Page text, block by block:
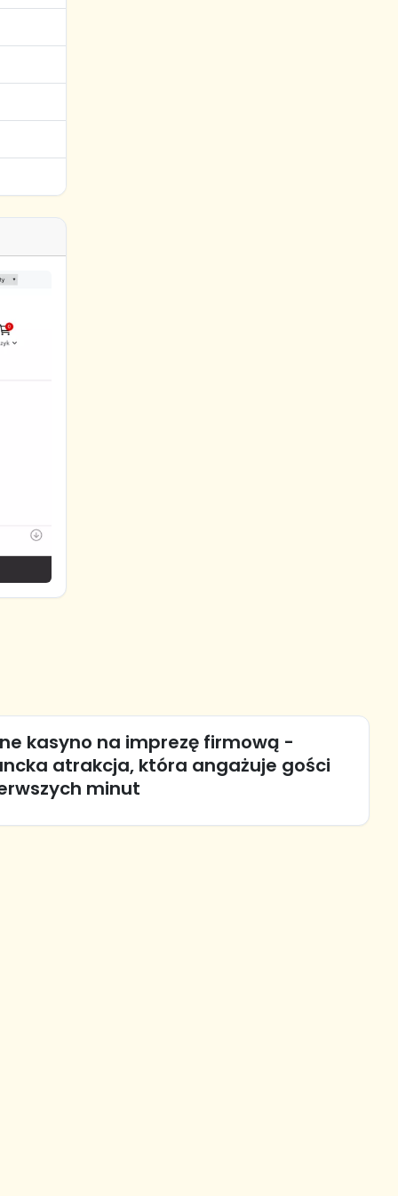
kasyno na imprezę firmową -
atrakcja, która angażuje gości
minut